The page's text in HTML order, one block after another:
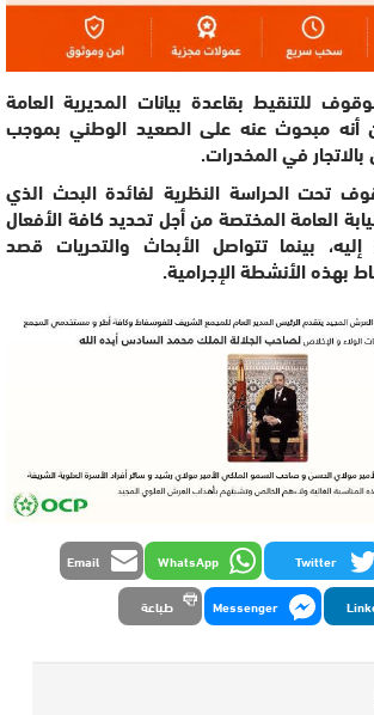
للتنقيط بقاعدة بيانات المديرية العامة
أنه مبحوث عنه على الصعيد الوطني بموجب
في المخدرات.
تحت الحراسة النظرية لفائدة البحث الذي
العامة المختصة من أجل تحديد كافة الأفعال
إليه، بينما تتواصل الأبحاث والتحريات قصد
بهذه الأنشطة الإجرامية.
Twitter
WhatsApp
Email
Messenger طباعة